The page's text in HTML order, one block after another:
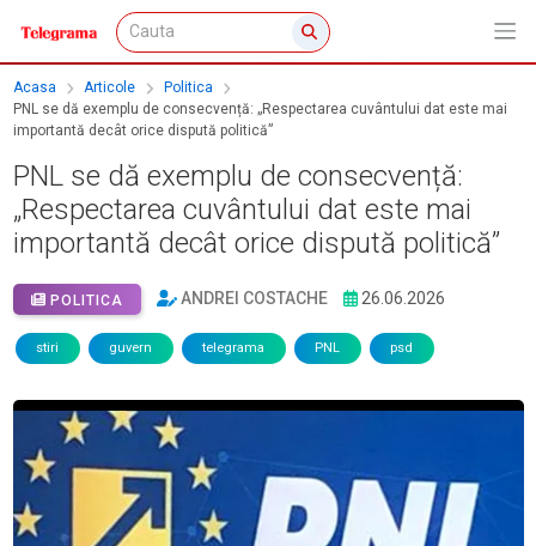
Acasa Articole
Politica
PNL se dă exemplu de consecvență: „Respectarea cuvântului dat este mai
importantă decât orice dispută politică”
PNL se dă exemplu de consecvență:
„Respectarea cuvântului dat este mai
importantă decât orice dispută politică”
POLITICA ANDREI COSTACHE 26.06.2026
stiri guvern telegrama PNL psd